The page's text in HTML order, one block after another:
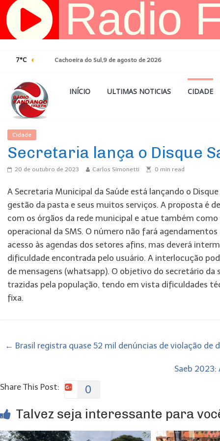
Pular
para
7°C Cachoeira do Sul,9 de agosto de 2026
INÍCIO ULTIMAS NOTICIAS CIDADE
Cidade
Secretaria lança o Disque
20 de outubro de 2023 Carlos Simonetti 0 min read
A Secretaria Municipal da Saúde está lançando o
gestão da pasta e seus muitos serviços. A proposta é
com os órgãos da rede municipal e atue também
operacional da SMS. O número não fará
acesso às agendas dos setores afins, mas deverá
dificuldade encontrada pelo usuário. A interlocução
de mensagens (whatsapp). O objetivo do secretário da
trazidas pela população, tendo em vista dificuldades
fixa.
← Brasil registra quase 52 mil denúncias de violação
Saeb
Share This Post:
0
Talvez seja interessante para